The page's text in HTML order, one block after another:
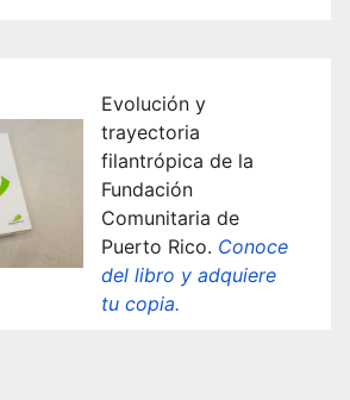
Evolución y
trayectoria
filantrópica de la
Fundación
Comunitaria de
Puerto Rico. Conoce
del libro y adquiere
tu copia.